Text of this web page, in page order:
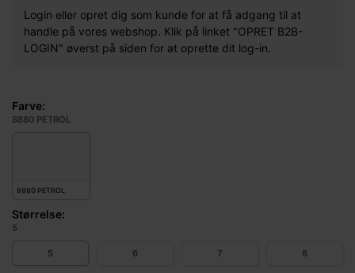
Login eller opret dig som kunde for at få adgang til at
handle på vores webshop. Klik på linket "OPRET B2B-
LOGIN" øverst på siden for at oprette dit log-in.
Farve:
8880 PETROL
8880 PETROL
Størrelse:
5
5 6 7 8